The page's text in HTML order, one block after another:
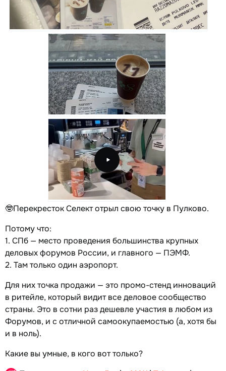
🤓Перекресток Селект отрыл свою точку в Пулково.
Потому что:
1. СПб — место проведения большинства крупных
деловых форумов России, и главного — ПЭМФ.
2. Там только один аэропорт.
Для них точка продажи — это промо-стенд инноваций
в ритейле, который видит все деловое сообщество
страны. Это в сотни раз дешевле участия в любом из
Форумов, и с отличной самоокупаемостью (а, хотя бы
и в ноль).
Какие вы умные, в кого вот только?